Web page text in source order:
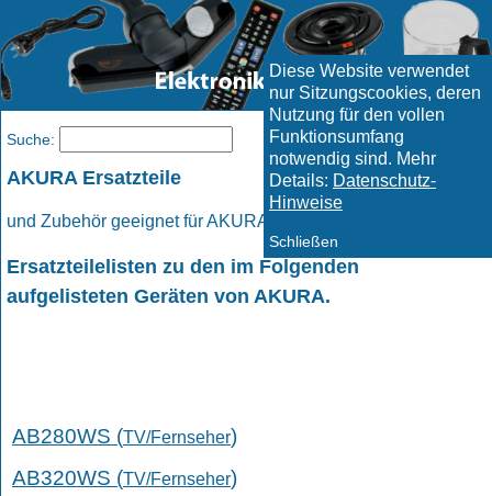
Diese Website verwendet
nur Sitzungscookies, deren
Nutzung für den vollen
Funktionsumfang
notwendig sind. Mehr
Details: Datenschutz-
Hinweise
Schließen
AKURA Ersatzteile
und Zubehör geeignet für AKURA Geräte.
Ersatzteilelisten zu den im Folgenden
aufgelisteten Geräten von AKURA.
AB280WS (TV/Fernseher)
AB320WS (TV/Fernseher)
Suche: